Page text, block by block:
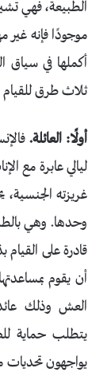
الطبيعة، فهي
موجودًا فإنه غير
أكملها في سياق
ثلاث طرق
أولًا: العائلة.
ليالي عابرة مع
غريزته الجنسية،
وحدها. وهي
قادرة على
أن يقوم
العش وذلك
يتطلب حماية
يواجهون تحديات